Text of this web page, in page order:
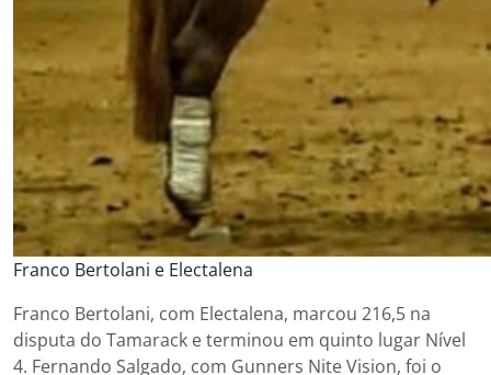
Franco Bertolani e Electalena
Franco Bertolani, com Electalena, marcou 216,5 na
disputa do Tamarack e terminou em quinto lugar Nível
4. Fernando Salgado, com Gunners Nite Vision, foi o